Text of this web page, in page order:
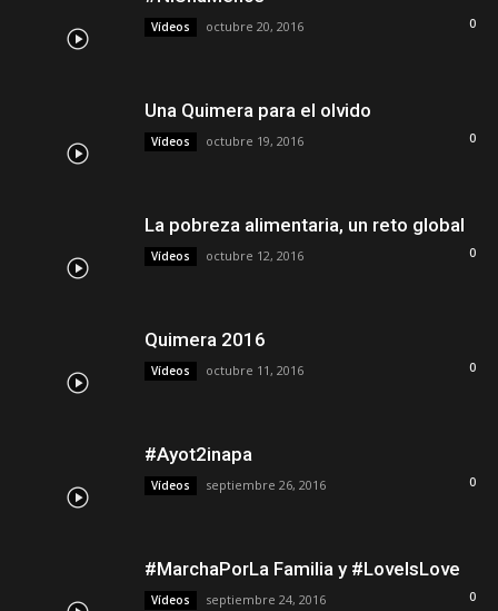
Vídeos octubre 20, 2016 0
Una Quimera para el olvido
Vídeos octubre 19, 2016 0
La pobreza alimentaria, un reto global
Vídeos octubre 12, 2016 0
Quimera 2016
Vídeos octubre 11, 2016 0
#Ayot2inapa
Vídeos septiembre 26, 2016 0
#MarchaPorLa Familia y #LoveIsLove
Vídeos septiembre 24, 2016 0